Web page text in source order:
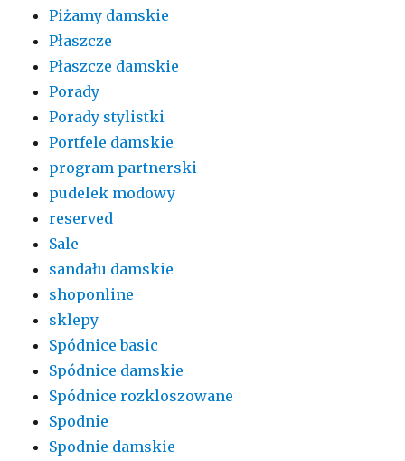
Piżamy damskie
Płaszcze
Płaszcze damskie
Porady
Porady stylistki
Portfele damskie
program partnerski
pudelek modowy
reserved
Sale
sandału damskie
shoponline
sklepy
Spódnice basic
Spódnice damskie
Spódnice rozkloszowane
Spodnie
Spodnie damskie